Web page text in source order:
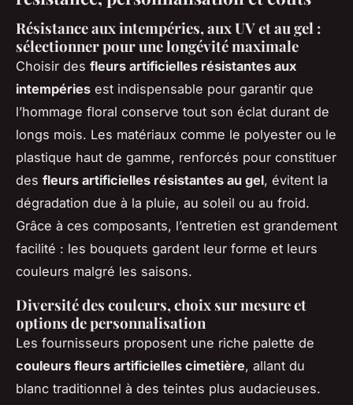
Résistance aux intempéries, aux UV et au gel :
sélectionner pour une longévité maximale
Choisir des fleurs artificielles résistantes aux
intempéries est indispensable pour garantir que
l’hommage floral conserve tout son éclat durant de
longs mois. Les matériaux comme le polyester ou le
plastique haut de gamme, renforcés pour constituer
des fleurs artificielles résistantes au gel, évitent la
dégradation due à la pluie, au soleil ou au froid.
Grâce à ces composants, l’entretien est grandement
facilité : les bouquets gardent leur forme et leurs
couleurs malgré les saisons.
Diversité des couleurs, choix sur mesure et
options de personnalisation
Les fournisseurs proposent une riche palette de
couleurs fleurs artificielles cimetière, allant du
blanc traditionnel à des teintes plus audacieuses.